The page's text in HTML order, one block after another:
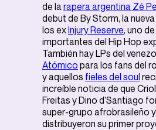
de la rapera argentina Zé
debut de By Storm, la
los exInjury Reserve, uno
importantes del Hip Hop
También hay LPs del
Atómico para los fans del
y aquellos fieles del soul
increíble noticia de que
Freitas y Dino d’Santiago
super-grupo afrobrasileño
distribuyeron su primer